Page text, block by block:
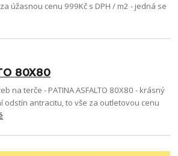
úžasnou cenu 999Kč s DPH / m2 - jedná se
80X80
na terče - PATINA ASFALTO 80X80 - krásný
odstín antracitu, to vše za outletovou cenu